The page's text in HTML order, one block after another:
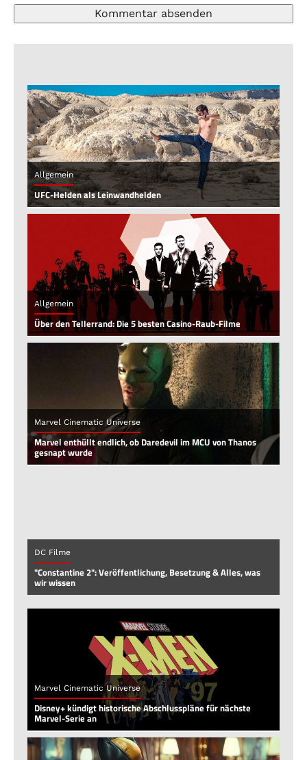
Allgemein
UFC-Helden als Leinwandhelden
Allgemein
Über den Tellerrand: Die 5 besten Casino-Raub-Filme
Marvel Cinematic Universe
Marvel enthüllt endlich, ob Daredevil im MCU von Thanos
gesnapt wurde
DC Filme
"Constantine 2": Veröffentlichung, Besetzung & Alles, was
wir wissen
Marvel Cinematic Universe
Disney+ kündigt historische Abschlusspläne für nächste
Marvel-Serie an